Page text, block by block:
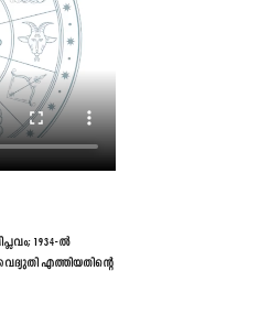
1934-ൽ
എത്തിയതിന്റെ